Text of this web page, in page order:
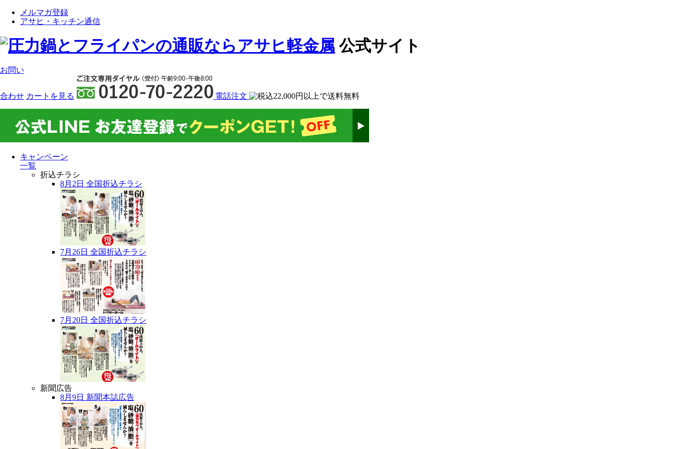
メルマガ登録
アサヒ・キッチン通信
公式サイト
お問い
合わせ カート を見る 電話注文
キャンペーン
一覧
折込チラシ
8月2日 全国折込チラシ
7月26日 全国折込チラシ
7月20日 全国折込チラシ
新聞広告
8月9日 新聞本誌広告